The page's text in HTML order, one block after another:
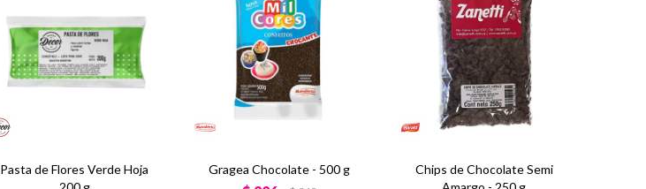
Pasta de Flores Verde Hoja
Gragea Chocolate - 500 g
Chips de Chocolate Semi